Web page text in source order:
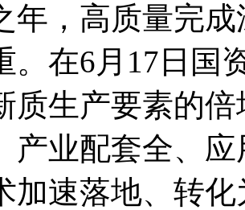
年，高质量
在6月17日国
生产要素的倍
、产业配套全
速落地、转